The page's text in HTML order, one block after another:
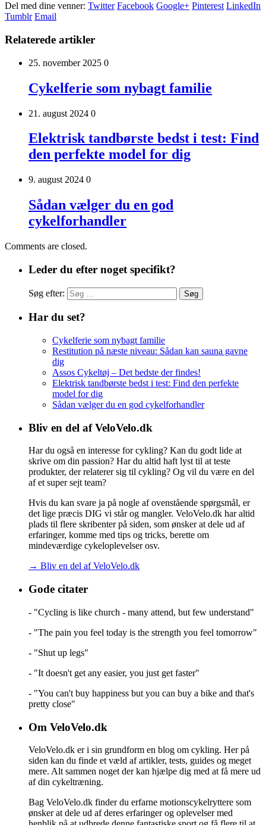
Del med dine venner: Twitter Facebook Google+ Pinterest LinkedIn
Tumblr Email
Relaterede artikler
25. november 2025 0
Cykelferie som nybagt familie
21. august 2024 0
Elektrisk tandbørste bedst i test: Find
den perfekte model for dig
9. august 2024 0
Sådan vælger du en god
cykelforhandler
Comments are closed.
Leder du efter noget specifikt?
Søg efter:
Har du set?
Cykelferie som nybagt familie
Restitution på næste niveau: Sådan kan sauna gavne
dig
Assos Cykeltøj – Det bedste der findes!
Elektrisk tandbørste bedst i test: Find den perfekte
model for dig
Sådan vælger du en god cykelforhandler
Bliv en del af VeloVelo.dk
Har du også en interesse for cykling? Kan du godt lide at
skrive om din passion? Har du altid haft lyst til at teste
produkter, der relaterer sig til cykling? Og vil du være en del
af et super sejt team?
Hvis du kan svare ja på nogle af ovenstående spørgsmål, er
det lige præcis DIG vi står og mangler. VeloVelo.dk har altid
plads til flere skribenter på siden, som ønsker at dele ud af
erfaringer, komme med tips og tricks, berette om
mindeværdige cykeloplevelser osv.
→ Bliv en del af VeloVelo.dk
Gode citater
- "Cycling is like church - many attend, but few understand"
- "The pain you feel today is the strength you feel tomorrow"
- "Shut up legs"
- "It doesn't get any easier, you just get faster"
- "You can't buy happiness but you can buy a bike and that's
pretty close"
Om VeloVelo.dk
VeloVelo.dk er i sin grundform en blog om cykling. Her på
siden kan du finde et væld af artikler, tests, guides og meget
mere. Alt sammen noget der kan hjælpe dig med at få mere ud
af din cykeltræning.
Bag VeloVelo.dk finder du erfarne motionscykelryttere som
ønsker at dele ud af deres erfaringer og oplevelser med